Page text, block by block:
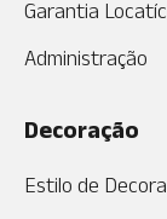
Garantia
Administração
Decoração
Estilo de